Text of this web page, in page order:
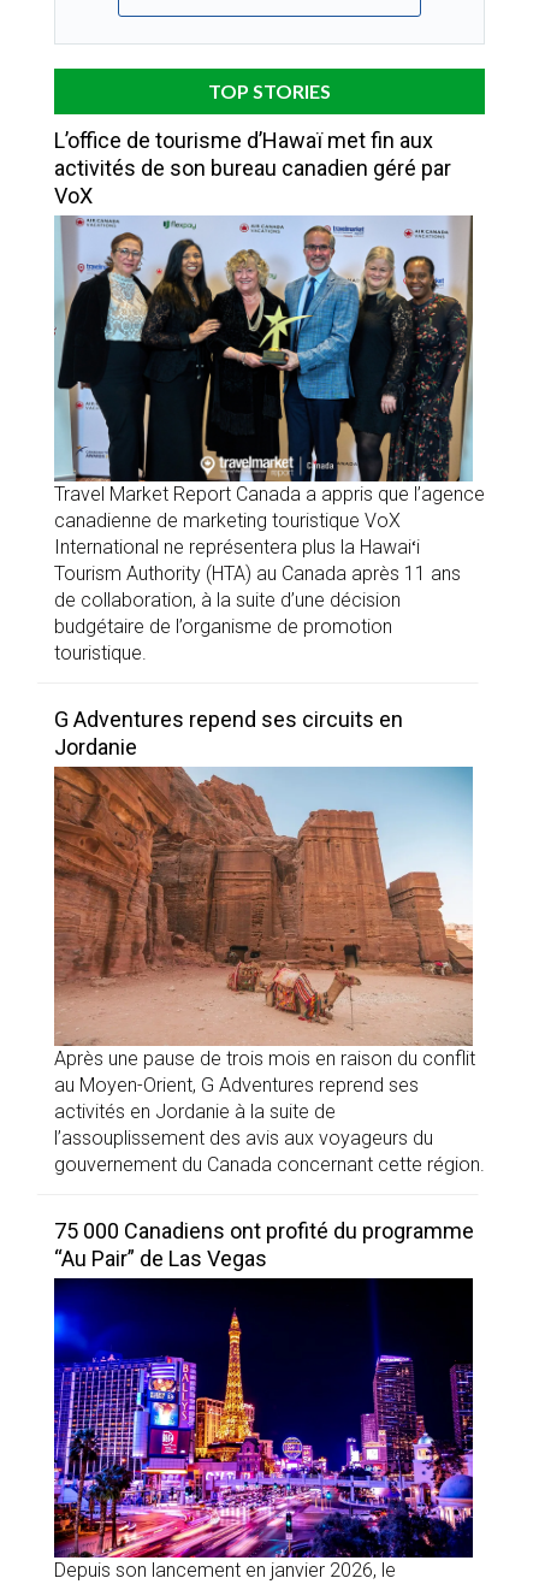
TOP STORIES
L’office de tourisme d’Hawaï met fin aux
activités de son bureau canadien géré par
VoX
Travel Market Report Canada a appris que l’agence
canadienne de marketing touristique VoX
International ne représentera plus la Hawaiʻi
Tourism Authority (HTA) au Canada après 11 ans
de collaboration, à la suite d’une décision
budgétaire de l’organisme de promotion
touristique.
G Adventures repend ses circuits en
Jordanie
Après une pause de trois mois en raison du conflit
au Moyen-Orient, G Adventures reprend ses
activités en Jordanie à la suite de
l’assouplissement des avis aux voyageurs du
gouvernement du Canada concernant cette région.
75 000 Canadiens ont profité du programme
“Au Pair” de Las Vegas
Depuis son lancement en janvier 2026, le